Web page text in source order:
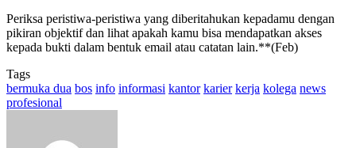
Periksa peristiwa-peristiwa yang diberitahukan kepadamu dengan
pikiran objektif dan lihat apakah kamu bisa mendapatkan akses
kepada bukti dalam bentuk email atau catatan lain.**(Feb)
Tags
bermuka dua bos info informasi kantor karier kerja kolega news
profesional